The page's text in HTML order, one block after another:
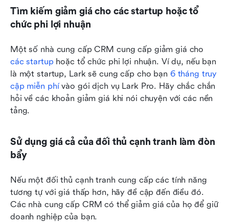
Tìm kiếm giảm giá cho các startup hoặc tổ
chức phi lợi nhuận
các startup hoặc tổ chức phi lợi nhuận. Ví dụ, nếu bạn
là một startup, Lark sẽ cung cấp cho bạn 6 tháng truy
cập miễn phí vào gói dịch vụ Lark Pro. Hãy chắc chắn
hỏi về các khoản giảm giá khi nói chuyện với các nền
tảng.
Sử dụng giá cả của đối thủ cạnh tranh làm đòn
bẩy
Nếu một đối thủ cạnh tranh cung cấp các tính năng
tương tự với giá thấp hơn, hãy đề cập đến điều đó.
Các nhà cung cấp CRM có thể giảm giá của họ để giữ
doanh nghiệp của bạn.